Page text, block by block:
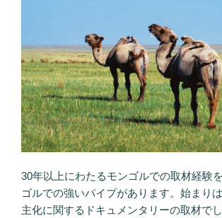
30年以上にわたるモンゴルでの取材経験
ゴルでの強いパイプがあります。始まり
主化に関するドキュメンタリーの取材で